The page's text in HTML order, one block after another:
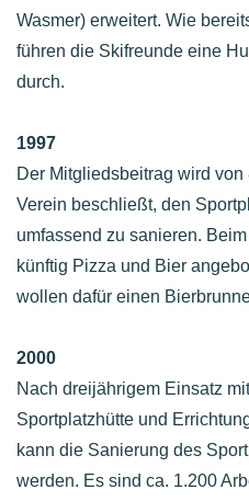
Wasmer) erweitert. Wie
führen die Skifreunde eine
durch.
1997
Der Mitgliedsbeitrag wird
Verein beschließt, den
umfassend zu sanieren.
künftig Pizza und Bier
wollen dafür einen
2000
Nach dreijährigem Einsatz
Sportplatzhütte und
kann die Sanierung des
werden. Es sind ca. 1.200